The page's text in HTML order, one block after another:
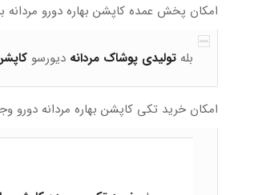
امکان پخش عمده کاپشن بهاره دورو مردانه
بله تولیدی پوشاک مردانه دیورسو
امکان خرید تکی کاپشن بهاره مردانه دورو